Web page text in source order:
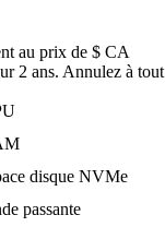
au prix de $ CA
2 ans. Annulez à tout
disque NVMe
passante